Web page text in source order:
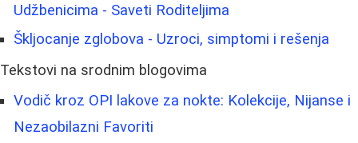
Udžbenicima - Saveti Roditeljima
Škljocanje zglobova - Uzroci, simptomi i rešenja
Tekstovi na srodnim blogovima
Vodič kroz OPI lakove za nokte: Kolekcije, Nijanse i
Nezaobilazni Favoriti